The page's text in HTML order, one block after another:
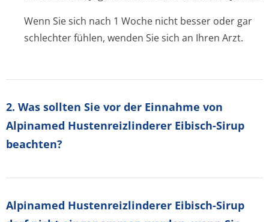
Wenn Sie sich nach 1 Woche nicht besser oder gar
schlechter fühlen, wenden Sie sich an Ihren Arzt.
2. Was sollten Sie vor der Einnahme von
Alpinamed Hustenreizlinderer Eibisch-Sirup
beachten?
Alpinamed Hustenreizlinderer Eibisch-Sirup